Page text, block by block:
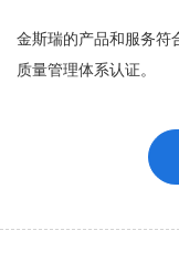
金斯瑞的产品和服务符
质量管理体系认证。